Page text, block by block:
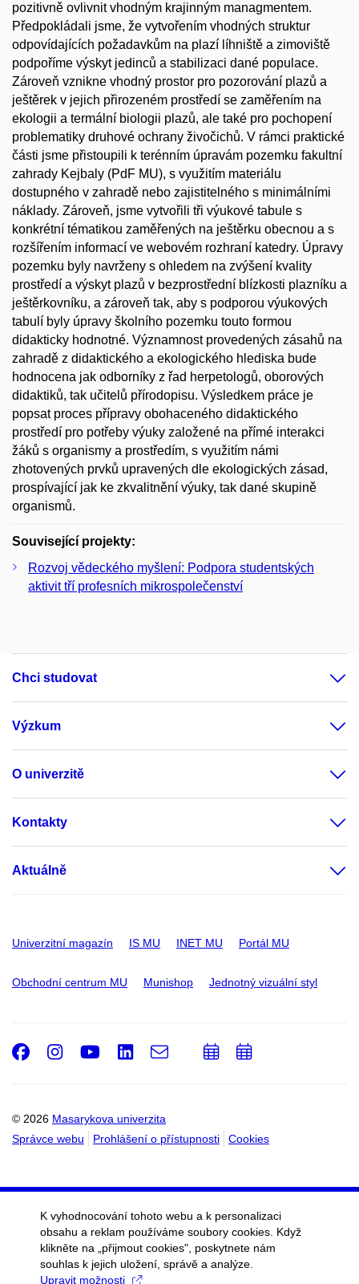
pozitivně ovlivnit vhodným krajinným managmentem.
Předpokládali jsme, že vytvořením vhodných struktur
odpovídajících požadavkům na plazí líhniště a zimoviště
podpoříme výskyt jedinců a stabilizaci dané populace.
Zároveň vznikne vhodný prostor pro pozorování plazů a
ještěrek v jejich přirozeném prostředí se zaměřením na
ekologii a termální biologii plazů, ale také pro pochopení
problematiky druhové ochrany živočichů. V rámci praktické
části jsme přistoupili k terénním úpravám pozemku fakultní
zahrady Kejbaly (PdF MU), s využitím materiálu
dostupného v zahradě nebo zajistitelného s minimálními
náklady. Zároveň, jsme vytvořili tři výukové tabule s
konkrétní tématikou zaměřených na ještěrku obecnou a s
rozšířením informací ve webovém rozhraní katedry. Úpravy
pozemku byly navrženy s ohledem na zvýšení kvality
prostředí a výskyt plazů v bezprostřední blízkosti plazníku a
ještěrkovníku, a zároveň tak, aby s podporou výukových
tabulí byly úpravy školního pozemku touto formou
didakticky hodnotné. Významnost provedených zásahů na
zahradě z didaktického a ekologického hlediska bude
hodnocena jak odborníky z řad herpetologů, oborových
didaktiků, tak učitelů přírodopisu. Výsledkem práce je
popsat proces přípravy obohaceného didaktického
prostředí pro potřeby výuky založené na přímé interakci
žáků s organismy a prostředím, s využitím námi
zhotovených prvků upravených dle ekologických zásad,
prospívající jak ke zkvalitnění výuky, tak dané skupině
organismů.
Související projekty:
Rozvoj vědeckého myšlení: Podpora studentských
aktivit tří profesních mikrospolečenství
Chci studovat
Výzkum
O univerzitě
Kontakty
Aktuálně
Univerzitní magazín IS MU INET MU Portál MU
Obchodní centrum MU Munishop Jednotný vizuální styl
© 2026 Masarykova univerzita
Správce webu
Prohlášení o přístupnosti Cookies
Facebook
Instagram
Youtube
LinkedIn
e-
PřidatPřidat
K vyhodnocování tohoto webu a k personalizaci
obsahu a reklam používáme soubory cookies. Když
klikněte na „přijmout cookies", poskytnete nám
souhlas k jejich uložení, správě a analýze.
Upravit možnosti